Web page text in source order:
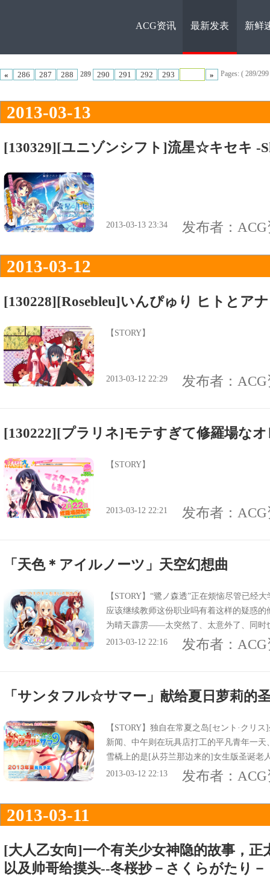
ACG资
讯
ACG资讯 最新发表 新鲜
« 286 287 288 289 290 291 292 293 » Pages: ( 289/
2013-03-13
[130329][ユニゾンシフト]流星☆キセキ
2013-03-13 23:34 发布者：
2013-03-12
[130228][Rosebleu]いんぴゅり ヒトとア
【STORY】
2013-03-12 22:29 发布者：
[130222][プラリネ]モテすぎて修羅場な
【STORY】
2013-03-12 22:21 发布者：
「天色＊アイルノーツ」天空幻想曲
【STORY】“鷺ノ森透”正在烦恼尽管已经
应该继续教师这份职业吗有着这样的疑惑
为晴天霹雳——太突然了、太意外了、同时
试在全新的地方担任女学院的教师吗这个
若童话的土地上、透的新的物语将交织开
A】
2013-03-12 22:16 发布者：
「サンタフル☆サマー」献给夏日萝莉的
【STORY】独自在常夏之岛[セント·クリ
新闻、中午则在玩具店打工的平凡青年一
雪橇上的是[从芬兰那边来的]女生版圣诞老
求熟悉本地的亮帮忙派发礼物就这样、亮
2013-03-12 22:13 发布者：
2013-03-11
[大人乙女向]一个有关少女神隐的故事，正
以及帅哥给摸头--冬桜抄－さくらがたり